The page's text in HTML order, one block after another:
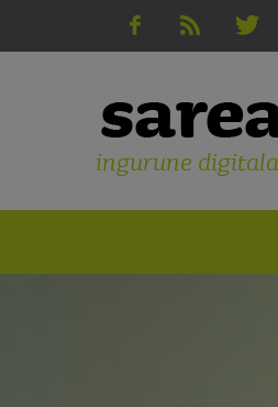
ingurune digitala